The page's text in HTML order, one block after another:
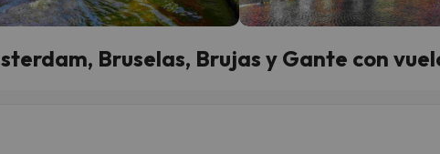
Bruselas, Brujas y Gante con